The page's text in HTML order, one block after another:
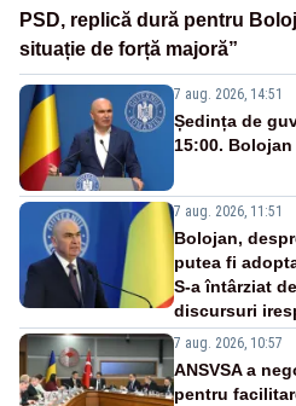
PSD, replică dură pentru
situație de forță majoră”
7 aug. 2026, 14:51
Ședința de
15:00.
7 aug. 2026, 11:51
Bolojan,
putea fi
S-a întârziat
discursuri
7 aug. 2026, 10:57
ANSVSA a
pentru